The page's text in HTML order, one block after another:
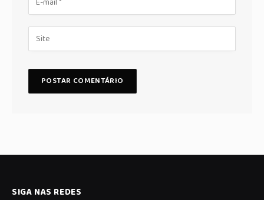
SIGA NAS REDES